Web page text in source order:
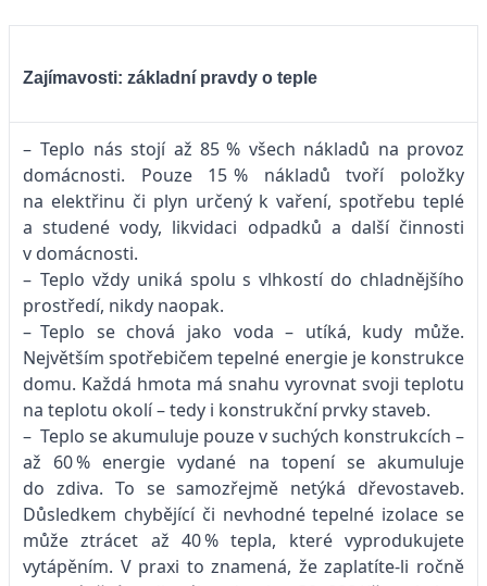
Zajímavosti: základní pravdy o teple
– Teplo nás stojí až 85 % všech nákladů na provoz
domácnosti. Pouze 15 % nákladů tvoří položky
na elektřinu či plyn určený k vaření, spotřebu teplé
a studené vody, likvidaci odpadků a další činnosti
v domácnosti.
– Teplo vždy uniká spolu s vlhkostí do chladnějšího
prostředí, nikdy naopak.
– Teplo se chová jako voda – utíká, kudy může.
Největším spotřebičem tepelné energie je konstrukce
domu. Každá hmota má snahu vyrovnat svoji teplotu
na teplotu okolí – tedy i konstrukční prvky staveb.
– Teplo se akumuluje pouze v suchých konstrukcích –
až 60 % energie vydané na topení se akumuluje
do zdiva. To se samozřejmě netýká dřevostaveb.
Důsledkem chybějící či nevhodné tepelné izolace se
může ztrácet až 40 % tepla, které vyprodukujete
vytápěním. V praxi to znamená, že zaplatíte-li ročně